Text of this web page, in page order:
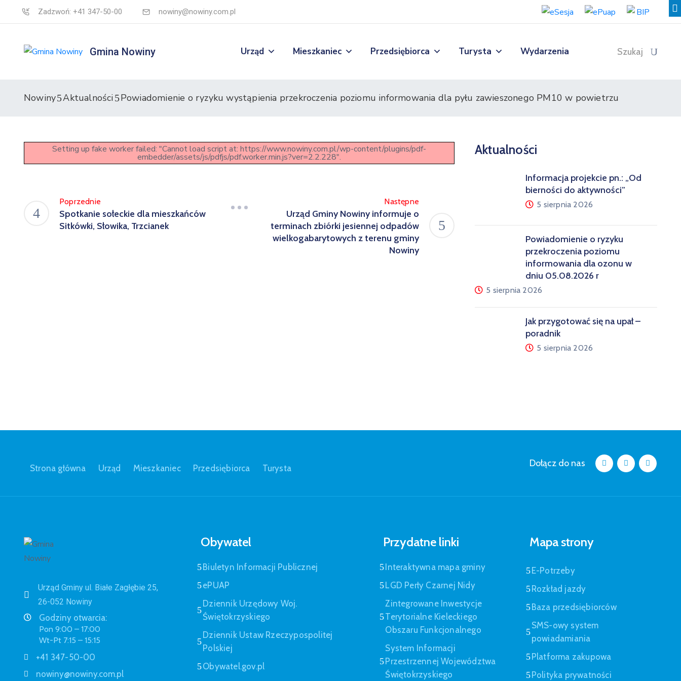
Zadzwoń: +41 347-50-00 nowiny@nowiny.com.pl
Gmina Nowiny Urząd Mieszkaniec Przedsiębiorca Turysta Wydarzenia Szukaj
Nowiny Aktualności Powiadomienie o ryzyku wystąpienia przekroczenia poziomu informowania dla pyłu zawieszonego PM10 w powietrzu
Setting up fake worker failed: "Cannot load script at: https://www.nowiny.com.pl/wp-content/plugins/pdf-
embedder/assets/js/pdfjs/pdf.worker.min.js?ver=2.2.228".
Poprzednie
Spotkanie sołeckie dla mieszkańców
Sitkówki, Słowika, Trzcianek
Następne
Urząd Gminy Nowiny informuje o
terminach zbiórki jesiennej odpadów
wielkogabarytowych z terenu gminy
Nowiny
Aktualności
Informacja projekcie pn.: „Od
bierności do aktywności”
5 sierpnia 2026
Powiadomienie o ryzyku
przekroczenia poziomu
informowania dla ozonu w
dniu 05.08.2026 r
5 sierpnia 2026
Jak przygotować się na upał –
poradnik
5 sierpnia 2026
Strona główna Urząd Mieszkaniec Przedsiębiorca Turysta Dołącz do nas
Urząd Gminy ul. Białe Zagłębie 25,
26-052 Nowiny
Godziny otwarcia:
Pon 9:00 – 17:00
Wt-Pt 7:15 – 15:15
+41 347-50-00
nowiny@nowiny.com.pl
Obywatel
Biuletyn Informacji Publicznej
ePUAP
Dziennik Urzędowy Woj.
Świętokrzyskiego
Dziennik Ustaw Rzeczypospolitej
Polskiej
Obywatel.gov.pl
Przydatne linki
Interaktywna mapa gminy
LGD Perły Czarnej Nidy
Zintegrowane Inwestycje
Terytorialne Kieleckiego
Obszaru Funkcjonalnego
System Informacji
Przestrzennej Województwa
Świętokrzyskiego
Mapa strony
E-Potrzeby
Rozkład jazdy
Baza przedsiębiorców
SMS-owy system
powiadamiania
Platforma zakupowa
Polityka prywatności